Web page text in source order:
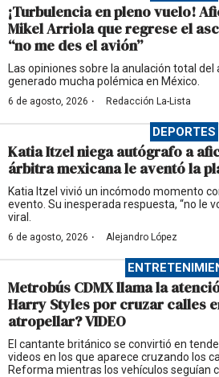
¡Turbulencia en pleno vuelo!
Mikel Arriola que regrese el
“no me des el avión”
Las opiniones sobre la anulación total del
generado mucha polémica en México.
6 de agosto, 2026 · Redacción La-Lista
DEPORTES
Katia Itzel niega autógrafo a
árbitra mexicana le aventó la
Katia Itzel vivió un incómodo momento
evento. Su inesperada respuesta, “no le
viral.
6 de agosto, 2026 · Alejandro López
Metrobús CDMX llama la
Harry Styles por cruzar calles
atropellar? VIDEO
El cantante británico se convirtió en
videos en los que aparece cruzando los
Reforma mientras los vehículos seguían